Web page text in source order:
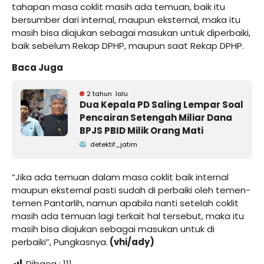
tahapan masa coklit masih ada temuan, baik itu
bersumber dari internal, maupun eksternal, maka itu
masih bisa diajukan sebagai masukan untuk diperbaiki,
baik sebelum Rekap DPHP, maupun saat Rekap DPHP.
Baca Juga
2 tahun lalu
Dua Kepala PD Saling Lempar Soal
Pencairan Setengah Miliar Dana
BPJS PBID Milik Orang Mati
detektif_jatim
“Jika ada temuan dalam masa coklit baik internal
maupun eksternal pasti sudah di perbaiki oleh temen-
temen Pantarlih, namun apabila nanti setelah coklit
masih ada temuan lagi terkait hal tersebut, maka itu
masih bisa diajukan sebagai masukan untuk di
perbaiki”, Pungkasnya. (vhi/ady)